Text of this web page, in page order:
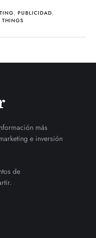
,PUBLICIDAD,
THINGS
más
e inversión
de